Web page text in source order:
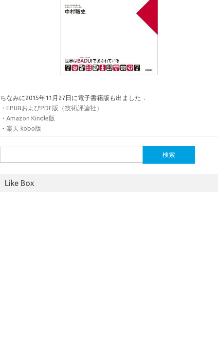
ちなみに2015年11月27日に電子書籍版も出ました．
・ EPUBおよびPDF版（技術評論社）
・ Amazon Kindle版
・ 楽天 kobo版
索:
Like Box